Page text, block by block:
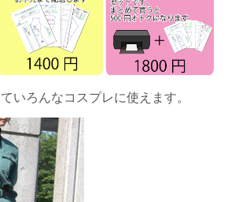
いろんなコスプレに使えます。